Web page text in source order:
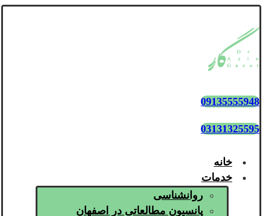
09135555948
03131325595
خانه
خدمات
روانشناسی
پانسیون مطالعاتی در اصفهان